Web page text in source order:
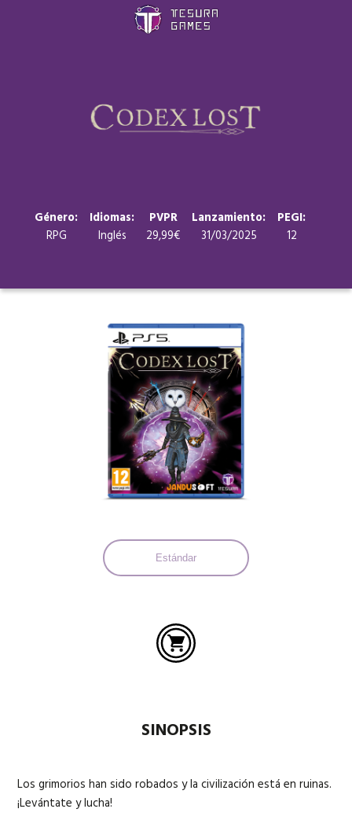
Género:
RPG
Idiomas:
Inglés
PVPR
29,99€
Lanzamiento:
31/03/2025
PEGI:
12
Estándar
SINOPSIS
Los grimorios han sido robados y la civilización está en ruinas.
¡Levántate y lucha!
Store
Contacto
Idiomas: